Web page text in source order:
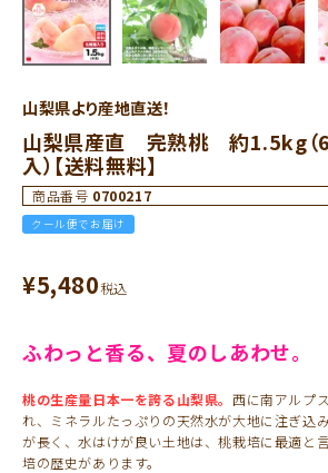
山梨県より産地直送！
山梨県産直 完熟桃 約1.5kg（
入）【送料無料】
商品番号 0700217
クール便でお届け
¥5,480税込
ふわっと香る、夏のしあわせ。
桃の生産量日本一を誇る山梨県。西に南アルプ
れ、ミネラルたっぷりの天然水が大地に注ぎ込
が長く、水はけが良い土地は、桃栽培に最適と
培の歴史があります。